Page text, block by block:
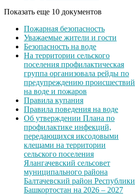
Показать еще 10 документов
Пожарная безопасность
Уважаемые жители и гости
Безопасность на воде
На территории сельского
поселения профилактическая
группа организовала рейды по
предупреждению происшествий
на воде и пожаров
Правила купания
Правила поведения на воде
Об утверждении Плана по
профилактике инфекций,
передающихся иксодовыми
клещами на территории
сельского поселения
Ялангачевский сельсовет
муниципального района
Балтачевский район Республики
Башкортостан на 2026 – 2027